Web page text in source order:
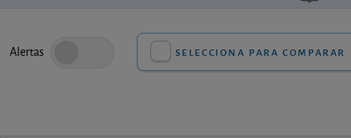
Alertas selecciona para comparar